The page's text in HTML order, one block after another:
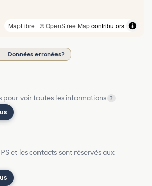
MapLibre | ©OpenStreetMapcontributors
Données erronées?
pour voir toutes les informations ?
et les contacts sont réservés aux